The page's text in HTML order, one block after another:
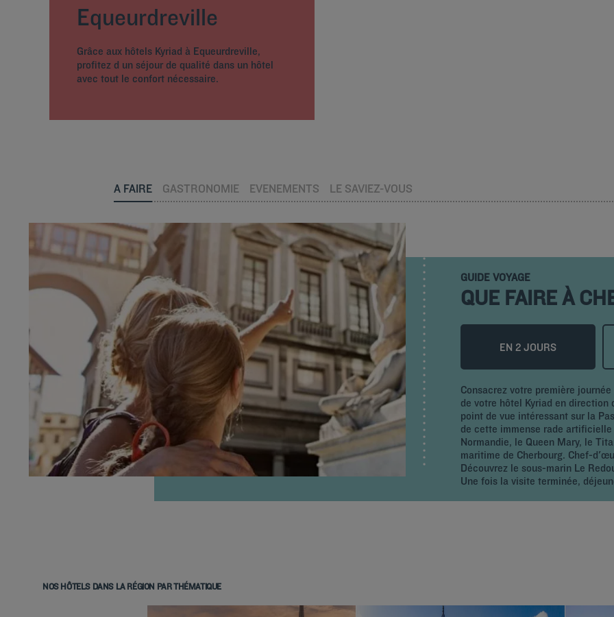
Equeurdreville
Grâce aux hôtels Kyriad à Equeurdreville,
profitez d un séjour de qualité dans un hôtel
avec tout le confort nécessaire.
A FAIRE GASTRONOMIE EVENEMENTS LE SAVIEZ-VOUS
GUIDE VOYAGE
QUE FAIRE À
EN 2 JOURS
Consacrez votre première
de votre hôtel Kyriad en direction
point de vue intéressant sur la
de cette immense rade
Normandie, le Queen Mary, le
maritime de Cherbourg. Chef-
Découvrez le sous-marin Le
Une fois la visite terminée,
NOS HÔTELS DANS LA RÉGION PAR THÉMATIQUE